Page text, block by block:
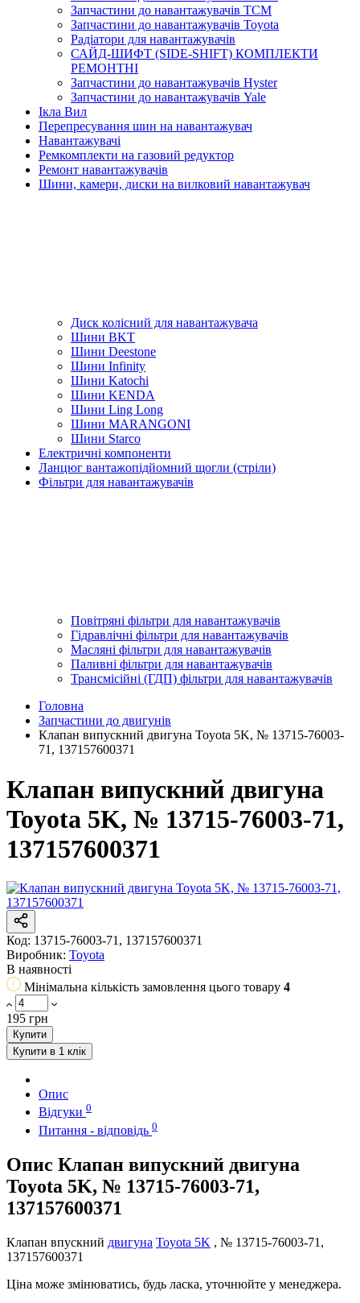
Запчастини до навантажувачів TCM
Запчастини до навантажувачів Toyota
Радіатори для навантажувачів
САЙД-ШИФТ (SIDE-SHIFT) КОМПЛЕКТИ
РЕМОНТНІ
Запчастини до навантажувачів Hyster
Запчастини до навантажувачів Yale
Ікла Вил
Перепресування шин на навантажувач
Навантажувачі
Ремкомплекти на газовий редуктор
Ремонт навантажувачів
Шини, камери, диски на вилковий навантажувач
Диск колісний для навантажувача
Шини BKT
Шини Deestone
Шини Infinity
Шини Katochi
Шини KENDA
Шини Ling Long
Шини MARANGONI
Шини Starco
Електричні компоненти
Ланцюг вантажопідйомний щогли (стріли)
Фільтри для навантажувачів
Повітряні фільтри для навантажувачів
Гідравлічні фільтри для навантажувачів
Масляні фільтри для навантажувачів
Паливні фільтри для навантажувачів
Трансмісійні (ГДП) фільтри для навантажувачів
Головна
Запчастини до двигунів
Клапан випускний двигуна Toyota 5K, № 13715-76003-
71, 137157600371
Клапан випускний двигуна
Toyota 5K, № 13715-76003-71,
137157600371
Код: 13715-76003-71, 137157600371
Виробник: Toyota
В наявності
Мінімальна кількість замовлення цього товару 4
195 грн
Купити
Купити в 1 клік
Опис
Відгуки 0
Питання - відповідь 0
Опис Клапан випускний двигуна
Toyota 5K, № 13715-76003-71,
137157600371
Клапан впускний двигуна Toyota 5K , № 13715-76003-71,
137157600371
Ціна може змінюватись, будь ласка, уточнюйте у менеджера.